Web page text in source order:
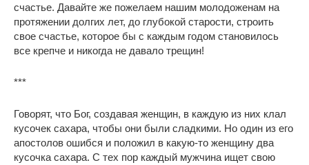
счастье. Давайте же пожелаем нашим молодоженам на
протяжении долгих лет, до глубокой старости, строить
свое счастье, которое бы с каждым годом становилось
все крепче и никогда не давало трещин!
***
Говорят, что Бог, создавая женщин, в каждую из них клал
кусочек сахара, чтобы они были сладкими. Но один из его
апостолов ошибся и положил в какую-то женщину два
кусочка сахара. С тех пор каждый мужчина ищет свою